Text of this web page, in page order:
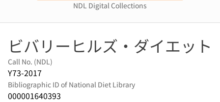
NDL Digital Collections
ビバリーヒルズ・ダイエット
Call No. (NDL)
Y73-2017
Bibliographic ID of National Diet Library
000001640393